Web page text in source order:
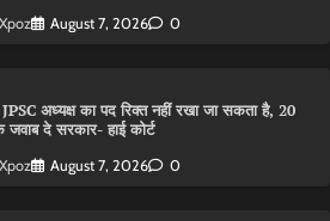
August 7, 2026 0
अध्यक्ष का पद रिक्त नहीं रखा जा सकता है, 20
दे सरकार- हाई कोर्ट
August 7, 2026 0